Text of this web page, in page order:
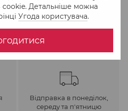
cookie. Детальніше можна
Угода користувача.
Відправка в понеділок,
середу та п'ятницю